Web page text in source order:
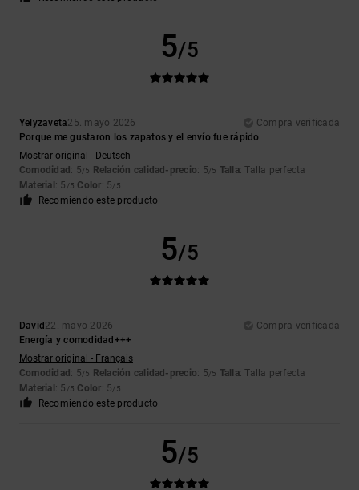
5/5
Yelyzaveta25. mayo 2026
Compra verificada
Porque me gustaron los zapatos y el envío fue rápido
Mostrar original - Deutsch
Comodidad : 5/5 Relación calidad-precio: 5/5 Talla: Talla perfecta
Material : 5 /5 Color: 5/5
Recomiendo este producto
5/5
David 22. mayo 2026
Compra verificada
Energía y comodidad+++
Mostrar original - Français
Comodidad : 5/5 Relación calidad-precio: 5/5 Talla: Talla perfecta
Material : 5 /5 Color: 5/5
Recomiendo este producto
5/5